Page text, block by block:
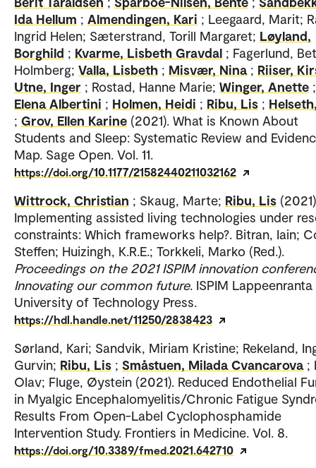
Ida Hellum ; Almendingen, Kari ; Leegaard, Marit;
Ingrid Helen; Sæterstrand, Torill Margaret; Løyland,
Borghild ; Kvarme, Lisbeth Gravdal ; Fagerlund,
Holmberg; Valla, Lisbeth ; Misvær, Nina ; Riiser,
Utne, Inger ; Rostad, Hanne Marie; Winger, Anette
Elena Albertini ; Holmen, Heidi ; Ribu, Lis ;
; Grov, Ellen Karine (2021). What is Known About
Students and Sleep: Systematic Review and
Map. Sage Open. Vol. 11.
https://doi.org/10.1177/21582440211032162
Wittrock, Christian ; Skaug, Marte; Ribu, Lis
Implementing assisted living technologies under
constraints: Which frameworks help?. Bitran, Iain;
Steffen; Huizingh, K.R.E.; Torkkeli, Marko (Red.).
Proceedings on the 2021 ISPIM innovation
Innovating our common future. ISPIM Lappeenranta
University of Technology Press.
https://hdl.handle.net/11250/2838423
Sørland, Kari; Sandvik, Miriam Kristine; Rekeland,
Gurvin; Ribu, Lis ; Småstuen, Milada Cvancarova ;
Olav; Fluge, Øystein (2021). Reduced Endothelial
in Myalgic Encephalomyelitis/Chronic Fatigue
Results From Open-Label Cyclophosphamide
Intervention Study. Frontiers in Medicine. Vol. 8.
https://doi.org/10.3389/fmed.2021.642710